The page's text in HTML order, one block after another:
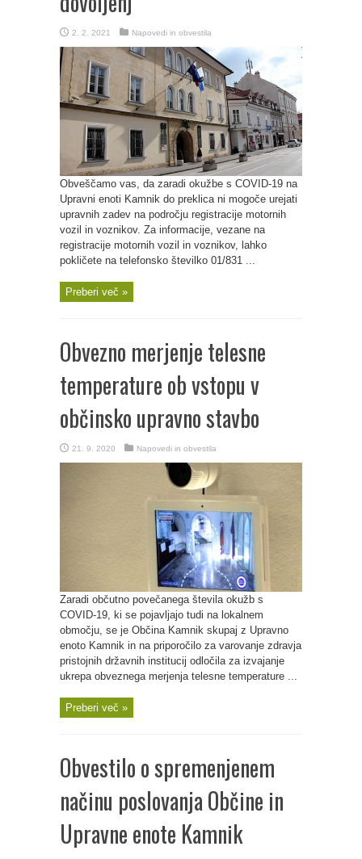
2. 2. 2021 Napovedi in obvestila
Obveščamo vas, da zaradi okužbe s COVID-19 na
Upravni enoti Kamnik do preklica ni mogoče urejati
upravnih zadev na področju registracije motornih
vozil in voznikov. Za informacije, vezane na
registracije motornih vozil in voznikov, lahko
pokličete na telefonsko številko 01/831 ...
Preberi več »
Obvezno merjenje telesne
temperature ob vstopu v
občinsko upravno stavbo
21. 9. 2020 Napovedi in obvestila
Zaradi občutno povečanega števila okužb s
COVID-19, ki se pojavljajo tudi na lokalnem
območju, se je Občina Kamnik skupaj z Upravno
enoto Kamnik in na priporočilo za varovanje zdravja
pristojnih državnih institucij odločila za izvajanje
ukrepa obveznega merjenja telesne temperature ...
Preberi več »
Obvestilo o spremenjenem
načinu poslovanja Občine in
Upravne enote Kamnik